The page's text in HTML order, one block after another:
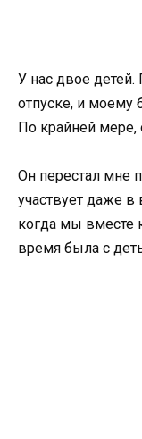
У нас двое
отпуске, и моему
По крайней мере,
Он перестал мне
участвует даже в
когда мы вместе
время была с